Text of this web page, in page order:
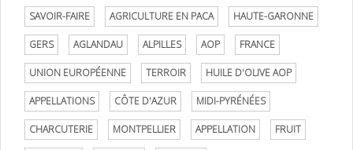
SAVOIR-FAIRE AGRICULTURE EN PACA HAUTE-GARONNE
GERS AGLANDAU ALPILLES AOP FRANCE
UNION EUROPÉENNE TERROIR HUILE D'OLIVE AOP
APPELLATIONS CÔTE D'AZUR MIDI-PYRÉNÉES
CHARCUTERIE MONTPELLIER APPELLATION FRUIT